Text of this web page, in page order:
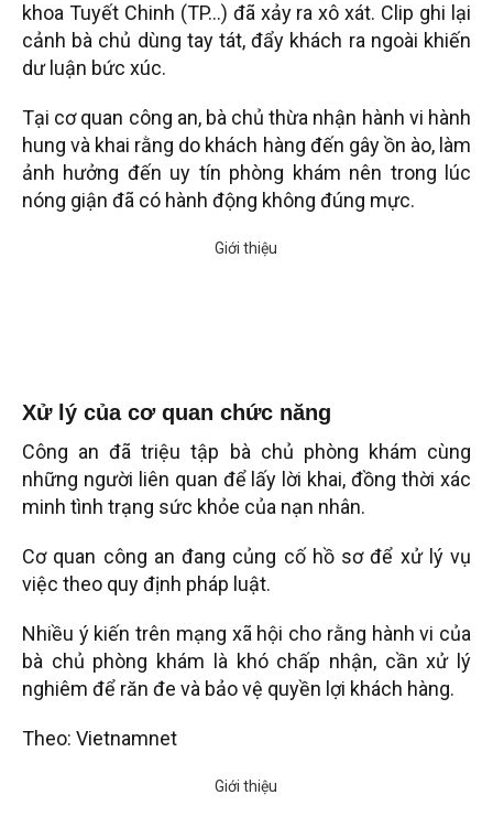
khoa Tuyết Chinh (TP…) đã xảy ra xô xát. Clip ghi lại
cảnh bà chủ dùng tay tát, đẩy khách ra ngoài khiến
dư luận bức xúc.
Tại cơ quan công an, bà chủ thừa nhận hành vi hành
hung và khai rằng do khách hàng đến gây ồn ào, làm
ảnh hưởng đến uy tín phòng khám nên trong lúc
nóng giận đã có hành động không đúng mực.
Xử lý của cơ quan chức năng
Công an đã triệu tập bà chủ phòng khám cùng
những người liên quan để lấy lời khai, đồng thời xác
minh tình trạng sức khỏe của nạn nhân.
Cơ quan công an đang củng cố hồ sơ để xử lý vụ
việc theo quy định pháp luật.
Nhiều ý kiến trên mạng xã hội cho rằng hành vi của
bà chủ phòng khám là khó chấp nhận, cần xử lý
nghiêm để răn đe và bảo vệ quyền lợi khách hàng.
Theo: Vietnamnet